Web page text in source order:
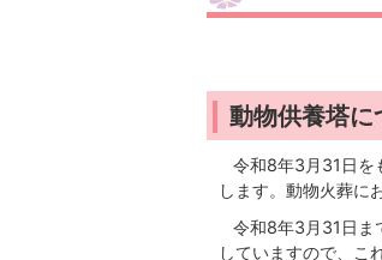
動物供養塔に
令和8年3月31日を
します。動物火葬に
令和8年3月31日ま
していますので、こ